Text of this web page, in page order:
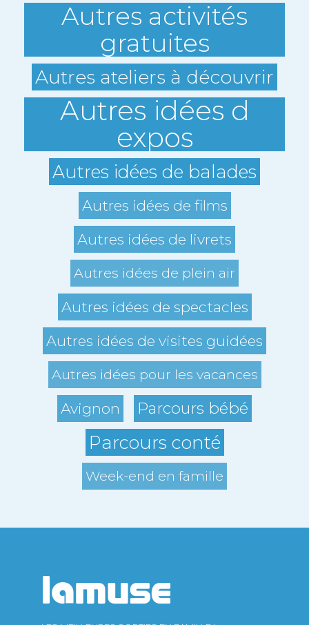
Autres activités
gratuites
Autres ateliers à découvrir
Autres idées d
expos
Autres idées de balades
Autres idées de films
Autres idées de livrets
Autres idées de plein air
Autres idées de spectacles
Autres idées de visites guidées
Autres idées pour les vacances
Avignon Parcours bébé
Parcours conté
Week-end en famille